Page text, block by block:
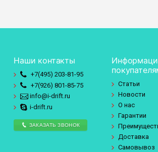
Наши контакты
+7(495) 203-81-95
+7(926) 801-85-75
info@i-drift.ru
i-drift.ru
ЗАКАЗАТЬ ЗВОНОК
Статьи
Новости
О нас
Гарантии
Доставка
Самовывоз